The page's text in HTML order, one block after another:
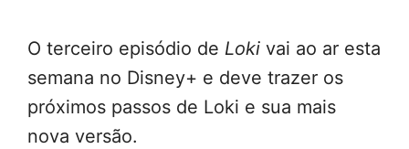
O terceiro episódio de Loki vai ao ar esta
semana no Disney+ e deve trazer os
próximos passos de Loki e sua mais
nova versão.